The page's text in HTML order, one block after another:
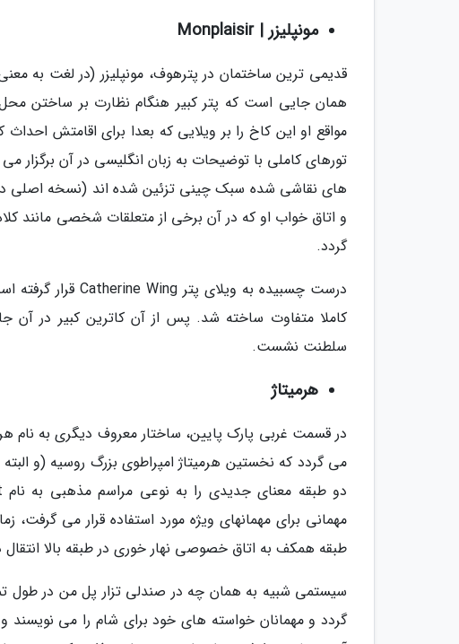
مونپلیزر | Monplaisir
همان جایی است که پتر کبیر هنگام نظارت بر ساختن
مواقع او این کاخ را بر ویلایی که بعدا برای اقامتش
تورهای کاملی با توضیحات به زبان انگلیسی در آن برگزار
های نقاشی شده سبک چینی تزئین شده اند (نسخه اصلی در
و اتاق خواب او که در آن برخی از متعلقات شخصی
گردد.
کاملا متفاوت ساخته شد. پس از آن کاترین کبیر در
سلطنت نشست.
هرمیتاژ
می گردد که نخستین هرمیتاژ امپراطوی بزرگ روسیه (و
مهمانی برای مهمانهای ویژه مورد استفاده قرار می
طبقه همکف به اتاق خصوصی نهار خوری در طبقه بالا
سیستمی شبیه به همان چه در صندلی تزار پل من در طول
گردد و مهمانان خواسته های خود برای شام را می